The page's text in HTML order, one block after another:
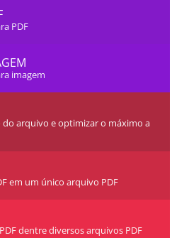
PDF
imagem
do arquivo e optimizar o máximo a
em um único arquivo PDF
dentre diversos arquivos PDF